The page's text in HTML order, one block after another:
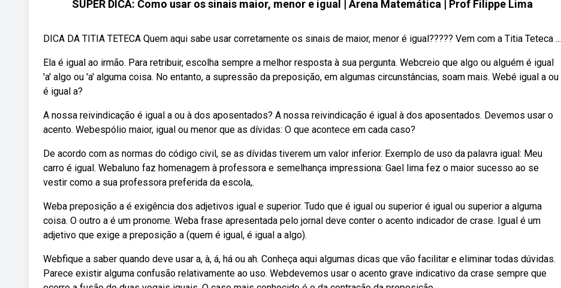
SUPER DICA: Como usar os sinais maior, menor e igual | Arena Matemática | Prof Filippe Lima
DICA DA TITIA TETECA Quem aqui sabe usar corretamente os sinais de maior, menor é igual????? Vem com a Titia Teteca ...
Ela é igual ao irmão. Para retribuir, escolha sempre a melhor resposta à sua pergunta. Webcreio que algo ou alguém é igual
'a' algo ou 'a' alguma coisa. No entanto, a supressão da preposição, em algumas circunstâncias, soam mais. Webé igual a ou
é igual a?
A nossa reivindicação é igual a ou à dos aposentados? A nossa reivindicação é igual à dos aposentados. Devemos usar o
acento. Webespólio maior, igual ou menor que as dívidas: O que acontece em cada caso?
De acordo com as normas do código civil, se as dívidas tiverem um valor inferior. Exemplo de uso da palavra igual: Meu
carro é igual. Webaluno faz homenagem à professora e semelhança impressiona: Gael lima fez o maior sucesso ao se
vestir como a sua professora preferida da escola,.
Weba preposição a é exigência dos adjetivos igual e superior. Tudo que é igual ou superior é igual ou superior a alguma
coisa. O outro a é um pronome. Weba frase apresentada pelo jornal deve conter o acento indicador de crase. Igual é um
adjetivo que exige a preposição a (quem é igual, é igual a algo).
Webfique a saber quando deve usar a, à, á, há ou ah. Conheça aqui algumas dicas que vão facilitar e eliminar todas dúvidas.
Parece existir alguma confusão relativamente ao uso. Webdevemos usar o acento grave indicativo da crase sempre que